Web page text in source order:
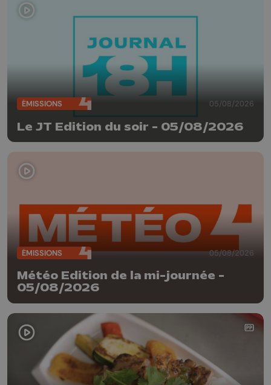
ÉMISSIONS 05/08/2026
Le JT Edition du soir - 05/08/2026
ÉMISSIONS 05/08/2026
Météo Edition de la mi-journée -
05/08/2026